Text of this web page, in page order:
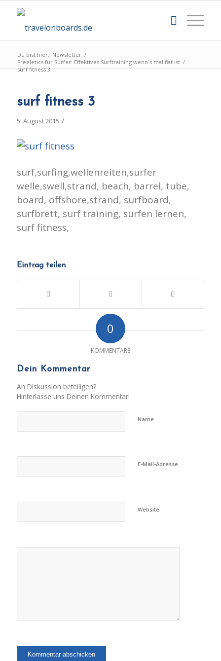
Du bist hier: Newsletter /
Freeletics für Surfer: Effektives Surftraining wenn´s mal flat ist /
surf fitness 3
surf fitness 3
5. August 2015 /
surf,surfing,wellenreiten,surfer
welle,swell,strand, beach, barrel, tube,
board, offshore,strand, surfboard,
surfbrett, surf training, surfen lernen,
surf fitness,
Eintrag teilen
0
KOMMENTARE
Dein Kommentar
An Diskussion beteiligen?
Hinterlasse uns Deinen Kommentar!
Name
E-Mail-Adresse
Website